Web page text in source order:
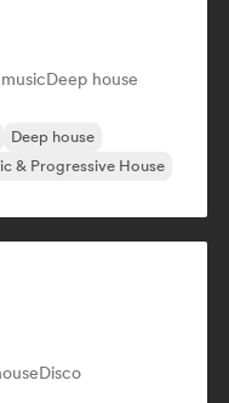
Deep house
Deep house
& Progressive House
Disco